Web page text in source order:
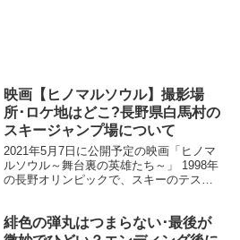
映画【ヒノマルソウル】撮影場
所･ロケ地はどこ?長野県白馬村の
スキージャンプ場について
2021年5月7日に公開予定の映画「ヒノマ
ルソウル～舞台裏の英雄たち～」 1998年
の長野オリンピックで、スキーのテスト
す。 予告映像では実際の長野オリンピッ
クの映像も...
緋色の弾丸はつまらない･最後が